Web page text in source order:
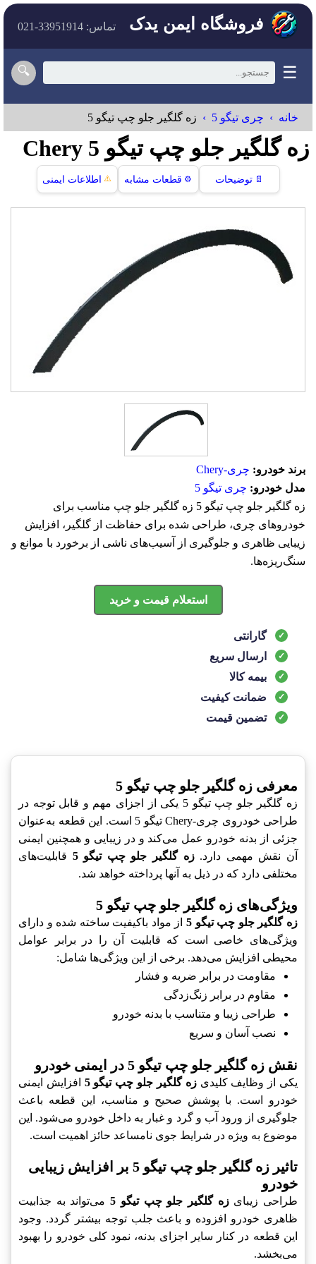
فروشگاه ایمن یدک تماس: 33951914-021
☰
🔍
خانه چری تیگو 5 زه گلگیر جلو چپ تیگو 5
زه گلگیر جلو چپ تیگو 5 Chery
📄 توضیحات ⚙️ قطعات مشابه ⚠️ اطلاعات ایمنی
برند خودرو: چری-Chery
مدل خودرو: چری تیگو 5
زه گلگیر جلو چپ تیگو 5 زه گلگیر جلو چپ مناسب برای
خودروهای چری، طراحی شده برای حفاظت از گلگیر، افزایش
زیبایی ظاهری و جلوگیری از آسیب‌های ناشی از برخورد با موانع و
سنگ‌ریزه‌ها.
استعلام قیمت و خرید
گارانتی
ارسال سریع
بیمه کالا
ضمانت کیفیت
تضمین قیمت
معرفی زه گلگیر جلو چپ تیگو 5
زه گلگیر جلو چپ تیگو 5 یکی از اجزای مهم و قابل توجه در
طراحی خودروی چری-Chery تیگو 5 است. این قطعه به‌عنوان
جزئی از بدنه خودرو عمل می‌کند و در زیبایی و همچنین ایمنی
آن نقش مهمی دارد.زه گلگیر جلو چپ تیگو 5
قابلیت‌های
مختلفی دارد که در ذیل به آنها پرداخته خواهد شد.
ویژگی‌های زه گلگیر جلو چپ تیگو 5
زه گلگیر جلو چپ تیگو 5
از مواد باکیفیت ساخته شده و دارای
ویژگی‌های خاصی است که قابلیت آن را در برابر عوامل
محیطی افزایش می‌دهد. برخی از این ویژگی‌ها شامل:
مقاومت در برابر ضربه و فشار
مقاوم در برابر زنگ‌زدگی
طراحی زیبا و متناسب با بدنه خودرو
نصب آسان و سریع
نقش زه گلگیر جلو چپ تیگو 5 در ایمنی خودرو
یکی از وظایف کلیدیزه گلگیر جلو چپ تیگو 5
افزایش ایمنی
خودرو است. با پوشش صحیح و مناسب، این قطعه باعث
جلوگیری از ورود آب و گرد و غبار به داخل خودرو می‌شود. این
موضوع به ویژه در شرایط جوی نامساعد حائز اهمیت است.
تاثیر زه گلگیر جلو چپ تیگو 5 بر افزایش زیبایی
خودرو
طراحی زیبایزه گلگیر جلو چپ تیگو 5
می‌تواند به جذابیت
ظاهری خودرو افزوده و باعث جلب توجه بیشتر گردد. وجود
این قطعه در کنار سایر اجزای بدنه، نمود کلی خودرو را بهبود
می‌بخشد.